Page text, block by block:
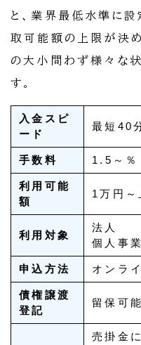
と、業界最低水準に設
取可能額の上限が決
の大小問わず様々な
す。
入金スピ
ード
最短40
手数料 1.5～％
利用可能
額
1万円～
利用対象
法人
個人事
申込方法 オンラ
債権譲渡
登記
留保可能
売掛金